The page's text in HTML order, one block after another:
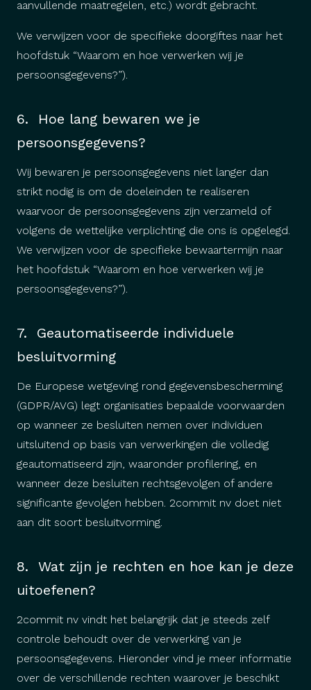
aanvullende maatregelen, etc.) wordt gebracht.
We verwijzen voor de specifieke doorgiftes naar het
hoofdstuk “Waarom en hoe verwerken wij je
persoonsgegevens?”).
6. Hoe lang bewaren we je
persoonsgegevens?
Wij bewaren je persoonsgegevens niet langer dan
strikt nodig is om de doeleinden te realiseren
waarvoor de persoonsgegevens zijn verzameld of
volgens de wettelijke verplichting die ons is opgelegd.
We verwijzen voor de specifieke bewaartermijn naar
het hoofdstuk “Waarom en hoe verwerken wij je
persoonsgegevens?”).
7. Geautomatiseerde individuele
besluitvorming
De Europese wetgeving rond gegevensbescherming
(GDPR/AVG) legt organisaties bepaalde voorwaarden
op wanneer ze besluiten nemen over individuen
uitsluitend op basis van verwerkingen die volledig
geautomatiseerd zijn, waaronder profilering, en
wanneer deze besluiten rechtsgevolgen of andere
significante gevolgen hebben. 2commit nv doet niet
aan dit soort besluitvorming.
8. Wat zijn je rechten en hoe kan je deze
uitoefenen?
2commit nv vindt het belangrijk dat je steeds zelf
controle behoudt over de verwerking van je
persoonsgegevens. Hieronder vind je meer informatie
over de verschillende rechten waarover je beschikt